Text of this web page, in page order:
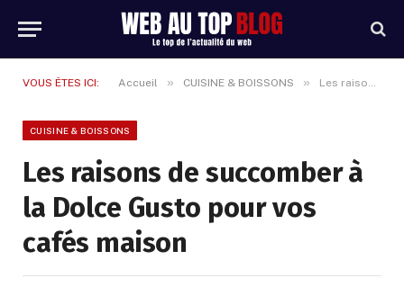
VOUS ÊTES ICI: Accueil » CUISINE & BOISSONS » Les raisons de succomber à la Dolce Gusto pour vos cafés maison
CUISINE & BOISSONS
Les raisons de succomber à
la Dolce Gusto pour vos
cafés maison